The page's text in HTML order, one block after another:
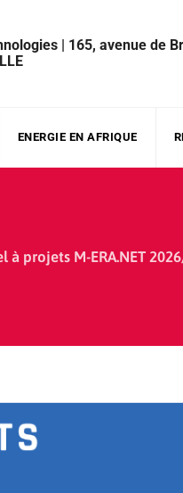
| 165, avenue de
ENERGIE EN AFRIQUE
à projets M-ERA.NET